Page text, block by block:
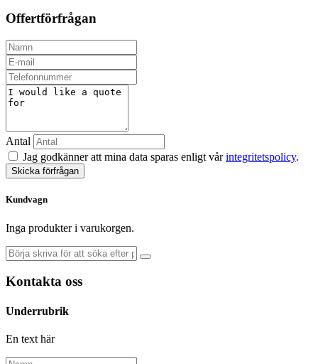
Offertförfrågan
Antal
Jag godkänner att mina data sparas enligt vårintegritetspolicy.
Skicka förfrågan
Kundvagn
Inga produkter i varukorgen.
Kontakta oss
Underrubrik
En text här